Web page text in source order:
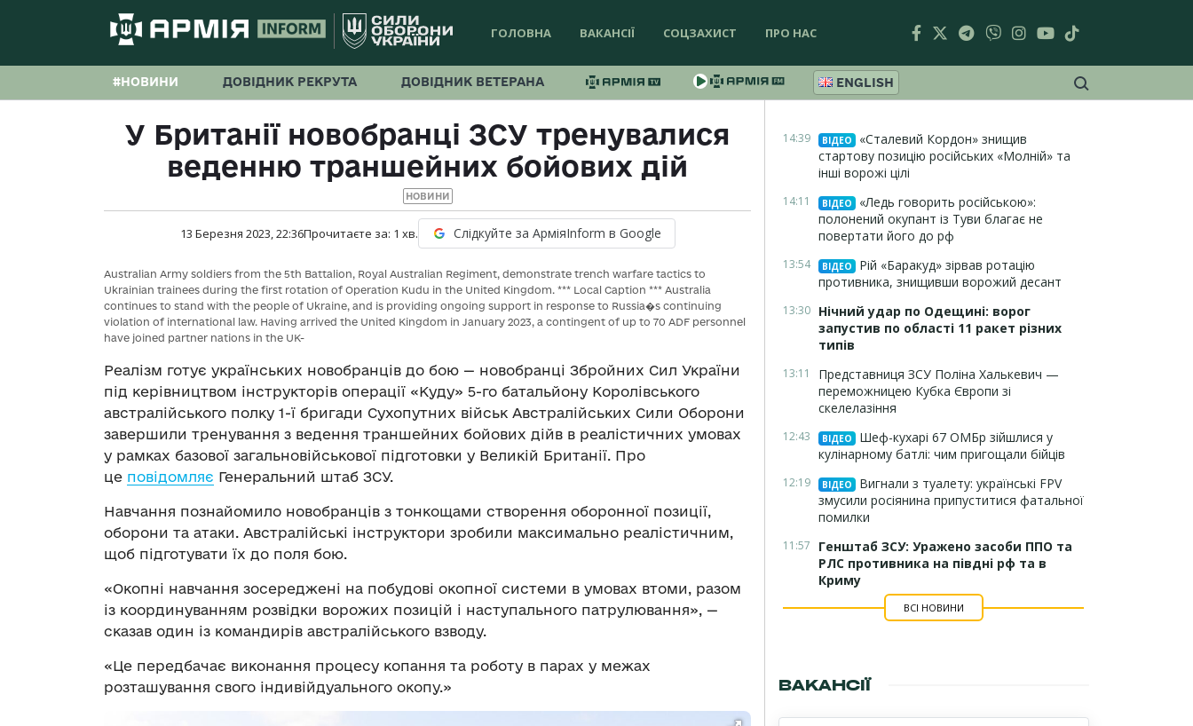
ГОЛОВНА ВАКАНСІЇ СОЦЗАХИСТ ПРО НАС
#НОВИНИ ДОВІДНИК РЕКРУТА ДОВІДНИК ВЕТЕРАНА ENGLISH
У Британії новобранці ЗСУ тренувалися
веденню траншейних бойових дій
НОВИНИ
13 Березня 2023, 22:36Прочитаєте за: 1 хв. Слідкуйте за АрміяInform в Google
Australian Army soldiers from the 5th Battalion, Royal Australian Regiment, demonstrate trench warfare tactics to
Ukrainian trainees during the first rotation of Operation Kudu in the United Kingdom. *** Local Caption *** Australia
continues to stand with the people of Ukraine, and is providing ongoing support in response to Russia�s continuing
violation of international law. Having arrived the United Kingdom in January 2023, a contingent of up to 70 ADF personnel
have joined partner nations in the UK-
Реалізм готує українських новобранців до бою — новобранці Збройних Сил України
під керівництвом інструкторів операції «Куду» 5-го батальйону Королівського
австралійського полку 1-ї бригади Сухопутних військ Австралійських Сили Оборони
завершили тренування з ведення траншейних бойових дійв в реалістичних умовах
у рамках базової загальновійськової підготовки у Великій Британії. Про
це повідомляє Генеральний штаб ЗСУ.
Навчання познайомило новобранців з тонкощами створення оборонної позиції,
оборони та атаки. Австралійські інструктори зробили максимально реалістичним,
щоб підготувати їх до поля бою.
«Окопні навчання зосереджені на побудові окопної системи в умовах втоми, разом
із координуванням розвідки ворожих позицій і наступального патрулювання», —
сказав один із командирів австралійського взводу.
«Це передбачає виконання процесу копання та роботу в парах у межах
розташування свого індивійдуального окопу.»
14:39 ВІДЕО
«Сталевий Кордон» знищив
стартову позицію російських «Молній» та
інші ворожі цілі
14:11 ВІДЕО
«Ледь говорить російською»:
полонений окупант із Туви благає не
повертати його до рф
13:54 ВІДЕО
Рій «Баракуд» зірвав ротацію
противника, знищивши ворожий десант
13:30 Нічний удар по Одещині: ворог
запустив по області 11 ракет різних
типів
13:11
Представниця ЗСУ Поліна Халькевич —
переможницею Кубка Європи зі
скелелазіння
12:43 ВІДЕО
Шеф-кухарі 67 ОМБр зійшлися у
кулінарному батлі: чим пригощали бійців
12:19 ВІДЕО
Вигнали з туалету: українські FPV
змусили росіянина припуститися фатальної
помилки
11:57
Генштаб ЗСУ: Уражено засоби ППО та
РЛС противника на півдні рф та в
Криму
ВСІ НОВИНИ
ВАКАНСІЇ